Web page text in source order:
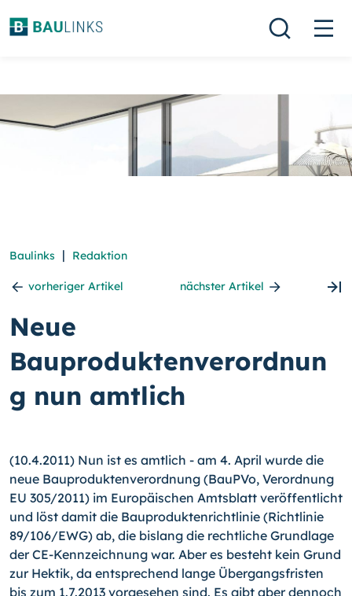
Baulinks | Redaktion
vorheriger Artikel nächster Artikel
Neue
Bauproduktenverordnun
g nun amtlich
(10.4.2011) Nun ist es amtlich - am 4. April wurde die
neue Bauproduktenverordnung (BauPVo, Verordnung
EU 305/2011) im Europäischen Amtsblatt veröffentlicht
und löst damit die Bauproduktenrichtlinie (Richtlinie
89/106/EWG) ab, die bislang die rechtliche Grundlage
der CE-Kennzeichnung war. Aber es besteht kein Grund
zur Hektik, da entsprechend lange Übergangsfristen
bis zum 1.7.2013 vorgesehen sind. Es gibt aber dennoch